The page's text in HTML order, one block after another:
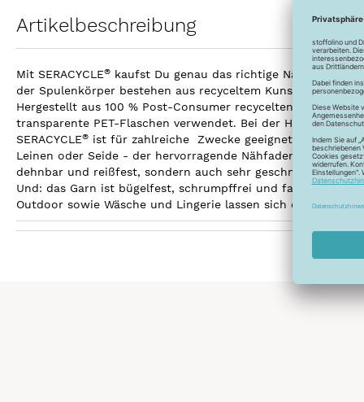
Artikelbeschreibung
Mit SERACYCLE® kaufst Du genau das richtige Nähgarn für
der Spulenkörper bestehen aus recyceltem Kunststoff.
Hergestellt aus 100 % Post-Consumer recycelten PET-
transparente PET-Flaschen verwendet. Bei der Herstellung
SERACYCLE® ist für zahlreiche Zwecke geeignet. Das
Leinen oder Seide - der hervorragende Nähfaden
dehnbar und reißfest, sondern auch sehr geschmeidig.
Und: das Garn ist bügelfest, schrumpffrei und farbecht.All das
Outdoor sowie Wäsche und Lingerie lassen sich damit